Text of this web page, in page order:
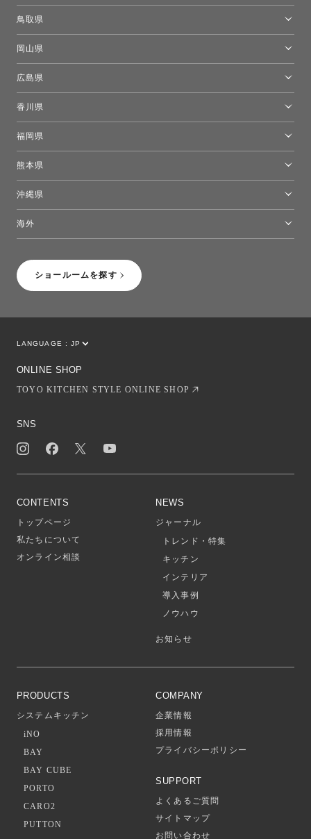
ショールームを探す
鳥取県
岡山県
広島県
香川県
福岡県
熊本県
沖縄県
海外
LANGUAGE : JP
ONLINE SHOP
TOYO KITCHEN STYLE ONLINE SHOP
SNS
CONTENTS
トップページ
私たちについて
オンライン相談
NEWS
ジャーナル
トレンド・特集
キッチン
インテリア
導入事例
ノウハウ
お知らせ
PRODUCTS
システムキッチン
iNO
BAY
BAY CUBE
PORTO
CARO2
PUTTON
COMPANY
企業情報
採用情報
プライバシーポリシー
SUPPORT
よくあるご質問
サイトマップ
お問い合わせ